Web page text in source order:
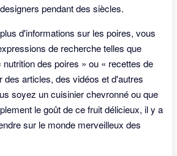
pendant des siècles.
d'informations sur les poires, vous
de recherche telles que
des poires » ou « recettes de
des articles, des vidéos et d'autres
soyez un cuisinier chevronné ou que
le goût de ce fruit délicieux, il y a
sur le monde merveilleux des